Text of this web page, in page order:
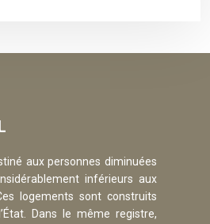
aux personnes diminuées
inférieurs aux
logements sont construits
Dans le même registre,